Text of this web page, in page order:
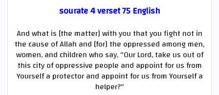
sourate 4 verset 75 English
And what is [the matter] with you that you fight not in
the cause of Allah and [for] the oppressed among men,
women, and children who say, "Our Lord, take us out of
this city of oppressive people and appoint for us from
Yourself a protector and appoint for us from Yourself a
helper?"